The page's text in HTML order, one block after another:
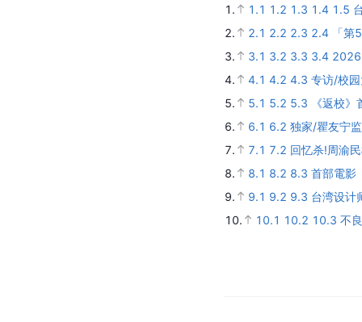
1. 1.1 1.2 1.3 1.4 1.5
2.
2.1 2.2 2.3 2.4
「
3.
3.1 3.2 3.3 3.4 2026
4.
4.1 4.2 4.3 专访/校
5.
5.1 5.2 5.3
《返校
6.
6.1 6.2 独家/瞿友宁
7.
7.1 7.2 回忆杀!周渝
8.
8.1 8.2 8.3 首部電影
9.
9.1 9.2 9.3 台湾设计
10.
10.1 10.2 10.3 不